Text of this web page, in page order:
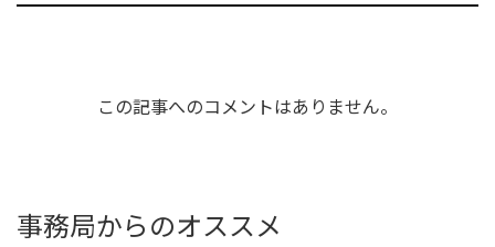
この記事へのコメントはありません。
事務局からのオススメ